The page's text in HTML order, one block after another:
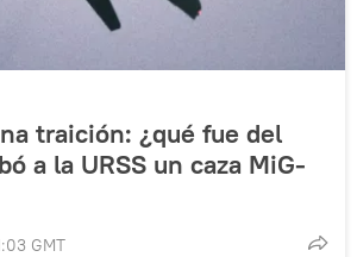
traición: ¿qué fue del
a la URSS un caza MiG-
GMT